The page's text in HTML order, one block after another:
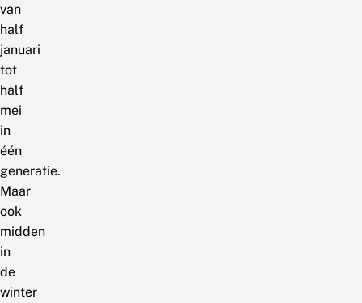
van
half
januari
tot
half
mei
in
één
generatie.
Maar
ook
midden
in
de
winter